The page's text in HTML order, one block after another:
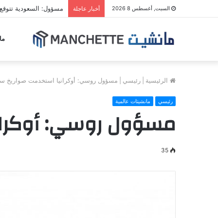
السبت, أغسطس 8 2026 أخبار عاجلة مسؤول: السعودية
الرئيسية رئيسي مسؤول روسي: أوكرانيا استخدمت صواريخ
رئيسي مانشيتات عالمية
مسؤول روسي:
35